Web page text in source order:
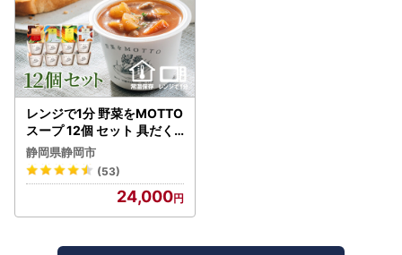
レンジで1分 野菜をMOTTO
スープ 12個 セット 具だく
さんスープ 朝食 惣菜 国産
野菜 常温保存
静岡県静岡市
(53)
24,000